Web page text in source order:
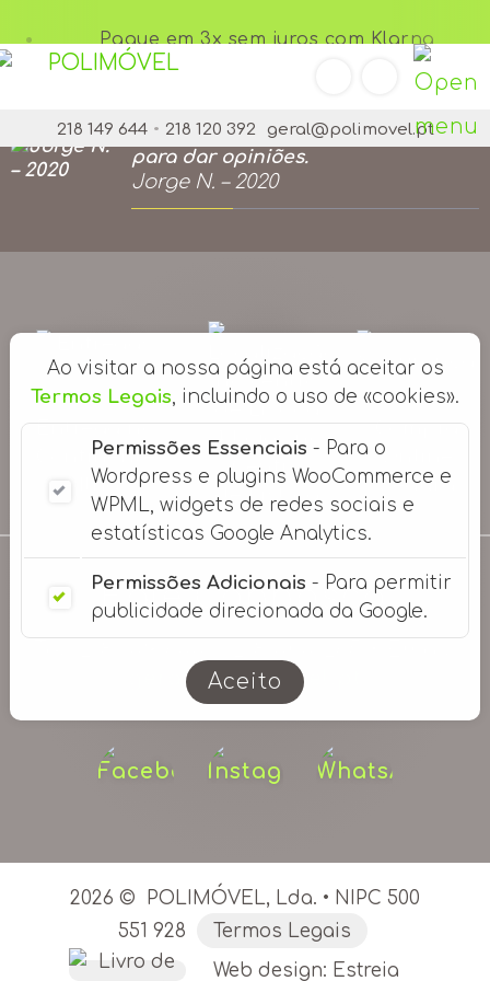
Pesquisar
218 149 644 • 218 120 392 geral@polimovel.pt
Pague em 3x sem juros com Klarna
muito bons e sempre disponíveis
para dar opiniões.
Jorge N. – 2020
Entrega no
Continente
e Ilhas
4 Lojas no
Centro
de Lisboa
Compra
Online
Segura
Fale Connosco
geral@polimovel.pt
Custo de chamada para a rede fixa nacional.
2026 ©
POLIMÓVEL, Lda. • NIPC 500
551 928
Termos Legais
Web design: Estreia
Ao visitar a nossa página está aceitar os
Termos Legais , incluindo o uso de «cookies».
Permissões Essenciais - Para o
Wordpress e plugins WooCommerce e
WPML, widgets de redes sociais e
estatísticas Google Analytics.
Permissões Adicionais - Para permitir
publicidade direcionada da Google.
Aceito